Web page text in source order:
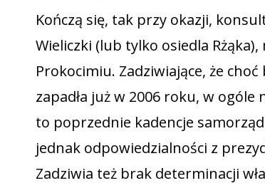
Kończą się, tak przy okazji,
Wieliczki (lub tylko osiedla
Prokocimiu. Zadziwiające, że
zapadła już w 2006 roku, w
to poprzednie kadencje
jednak odpowiedzialności z
Zadziwia też brak determinacji